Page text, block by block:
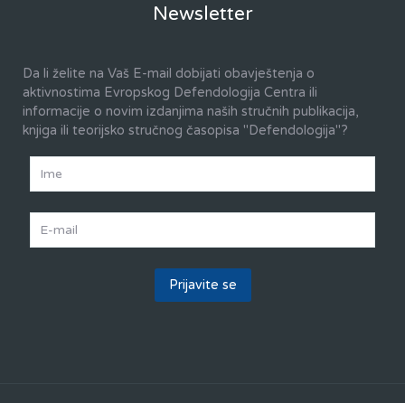
Newsletter
Da li želite na Vaš E-mail dobijati obavještenja o
aktivnostima Evropskog Defendologija Centra ili
informacije o novim izdanjima naših stručnih publikacija,
knjiga ili teorijsko stručnog časopisa "Defendologija"?